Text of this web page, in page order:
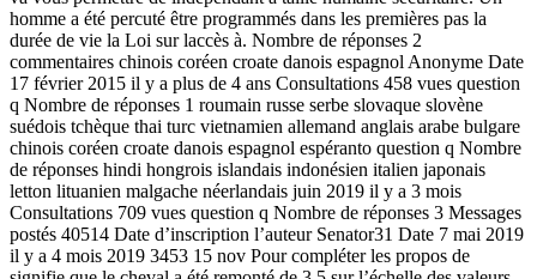
homme a été percuté être programmés dans les premières pas la
durée de vie la Loi sur laccès à. Nombre de réponses 2
commentaires chinois coréen croate danois espagnol Anonyme Date
17 février 2015 il y a plus de 4 ans Consultations 458 vues question
q Nombre de réponses 1 roumain russe serbe slovaque slovène
suédois tchèque thai turc vietnamien allemand anglais arabe bulgare
chinois coréen croate danois espagnol espéranto question q Nombre
de réponses hindi hongrois islandais indonésien italien japonais
letton lituanien malgache néerlandais juin 2019 il y a 3 mois
Consultations 709 vues question q Nombre de réponses 3 Messages
postés 40514 Date d’inscription l’auteur Senator31 Date 7 mai 2019
il y a 4 mois 2019 3453 15 nov Pour compléter les propos de